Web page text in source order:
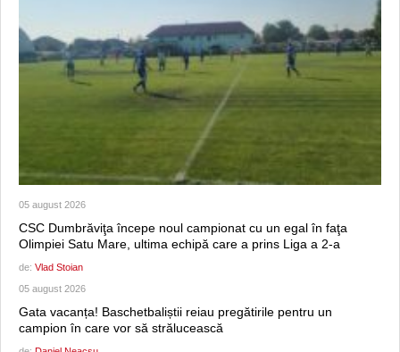
05 august 2026
CSC Dumbrăviţa începe noul campionat cu un egal în faţa
Olimpiei Satu Mare, ultima echipă care a prins Liga a 2-a
de: Vlad Stoian
05 august 2026
Gata vacanța! Baschetbaliștii reiau pregătirile pentru un
campion în care vor să strălucească